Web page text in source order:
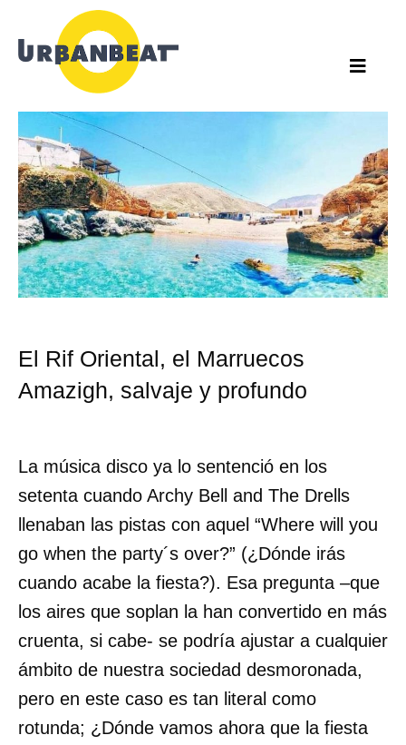
contenido
El Rif Oriental, el Marruecos
Amazigh, salvaje y profundo
La música disco ya lo sentenció en los
setenta cuando Archy Bell and The Drells
llenaban las pistas con aquel “Where will you
go when the party´s over?” (¿Dónde irás
cuando acabe la fiesta?). Esa pregunta –que
los aires que soplan la han convertido en más
cruenta, si cabe- se podría ajustar a cualquier
ámbito de nuestra sociedad desmoronada,
pero en este caso es tan literal como
rotunda; ¿Dónde vamos ahora que la fiesta